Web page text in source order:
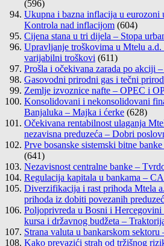
(596)
Ukupna i bazna inflacija u eurozoni
Kontrola nad inflacijom (604)
Cijena stana u tri dijela – Stopa
Upravljanje troškovima u Mtelu
varijabilni troškovi (611)
Prošla i očekivana zarada po akciji
Gasovodni prirodni gas i tečni
Zemlje izvoznice nafte – OPEC i
Konsolidovani i nekonsolidovani
Banjaluka – Majka i ćerke (628)
Očekivana rentabilnost ulaganja
nezavisna preduzeća – Dobri
Prve bosanske sistemski bitne
(641)
Nezavisnost centralne banke –
Regulacija kapitala u bankama –
Diverzifikacija i rast prihoda Mtela
prihoda iz dobiti povezanih
Poljoprivreda u Bosni i
kursa i državnog budžeta –
Strana valuta u bankarskom
Kako prevazići strah od tržišnog